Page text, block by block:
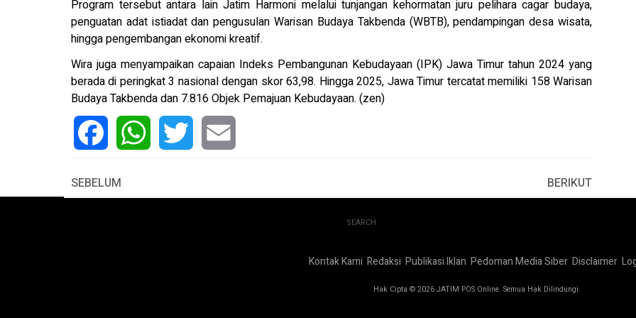
Program tersebut antara lain Jatim Harmoni melalui tunjangan kehormatan juru pelihara cagar budaya,
penguatan adat istiadat dan pengusulan Warisan Budaya Takbenda (WBTB), pendampingan desa wisata,
hingga pengembangan ekonomi kreatif.
Wira juga menyampaikan capaian Indeks Pembangunan Kebudayaan (IPK) Jawa Timur tahun 2024 yang
berada di peringkat 3 nasional dengan skor 63,98. Hingga 2025, Jawa Timur tercatat memiliki 158 Warisan
Budaya Takbenda dan 7.816 Objek Pemajuan Kebudayaan. (zen)
SEBELUM
BERIKUT
SEARCH
Kontak Kami Redaksi Publikasi Iklan Pedoman Media Siber Disclaimer
Hak Cipta © 2026 JATIM POS Online. Semua Hak Dilindungi.